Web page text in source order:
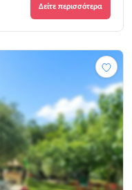
Δείτε περισσότερα